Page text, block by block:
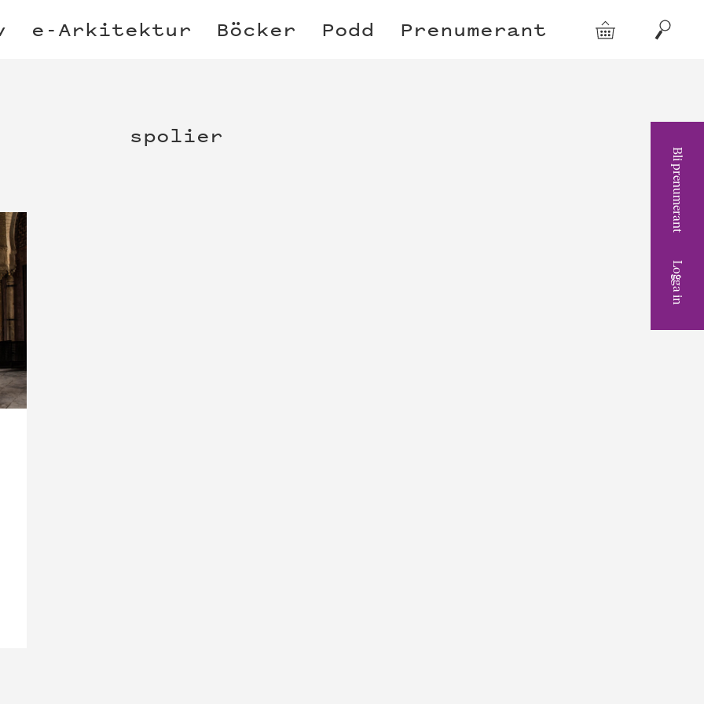
e-Arkitektur Böcker Podd Prenumerant Varukorg Sök
Bli prenumerant
Logga in
spolier